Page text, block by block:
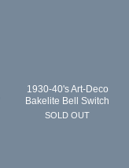
1930-40's Art-Deco
Bakelite Bell Switch
SOLD OUT